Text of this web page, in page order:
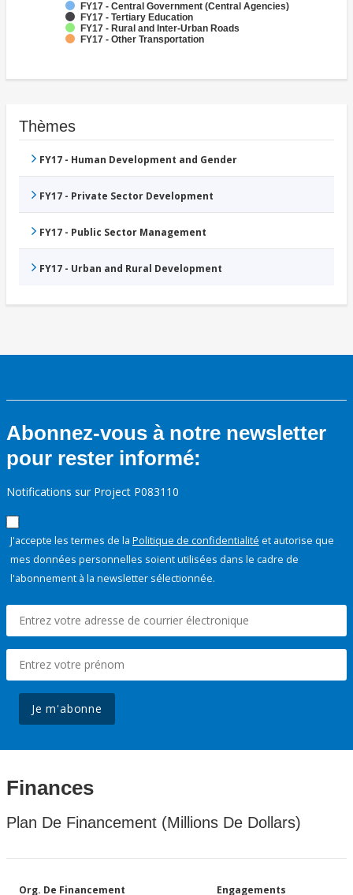
FY17 - Central Government (Central Agencies)
FY17 - Tertiary Education
FY17 - Rural and Inter-Urban Roads
FY17 - Other Transportation
Thèmes
FY17 - Human Development and Gender
FY17 - Private Sector Development
FY17 - Public Sector Management
FY17 - Urban and Rural Development
Abonnez-vous à notre newsletter
pour rester informé:
Notifications sur Project P083110
J'accepte les termes de la Politique de confidentialité et autorise que
mes données personnelles soient utilisées dans le cadre de
l'abonnement à la newsletter sélectionnée.
Je m'abonne
Finances
Plan De Financement (Millions De Dollars)
Org. De Financement Engagements